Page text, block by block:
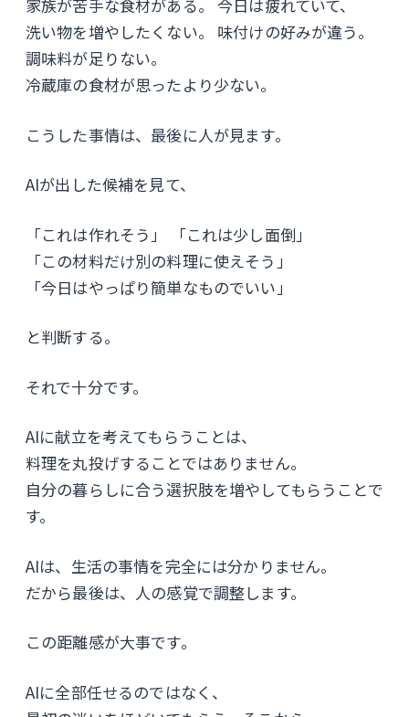
家族が苦手な食材がある。 今日は疲れていて、
洗い物を増やしたくない。 味付けの好みが違う。
調味料が足りない。
冷蔵庫の食材が思ったより少ない。
こうした事情は、最後に人が見ます。
AIが出した候補を見て、
「これは作れそう」 「これは少し面倒」
「この材料だけ別の料理に使えそう」
「今日はやっぱり簡単なものでいい」
と判断する。
それで十分です。
AIに献立を考えてもらうことは、
料理を丸投げすることではありません。
自分の暮らしに合う選択肢を増やしてもらうことで
す。
AIは、生活の事情を完全には分かりません。
だから最後は、人の感覚で調整します。
この距離感が大事です。
AIに全部任せるのではなく、